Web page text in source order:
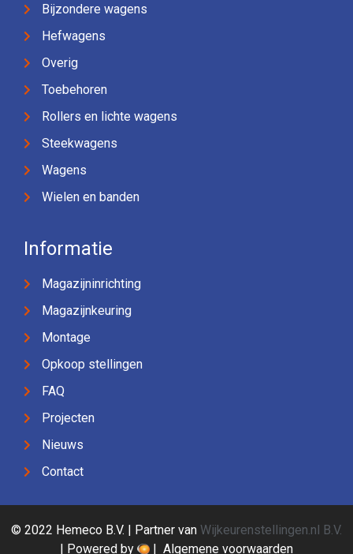
Bijzondere wagens
Hefwagens
Overig
Toebehoren
Rollers en lichte wagens
Steekwagens
Wagens
Wielen en banden
Informatie
Magazijninrichting
Magazijnkeuring
Montage
Opkoop stellingen
FAQ
Projecten
Nieuws
Contact
© 2022 Hemeco B.V. | Partner van Wijkeurenstellingen.nl B.V.
| Powered by
| Algemene voorwaarden